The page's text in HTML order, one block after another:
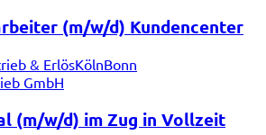
(m/w/d) Kundencenter
& ErlösKölnBonn
GmbH
(m/w/d) im Zug in Vollzeit